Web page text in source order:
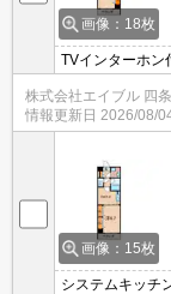
画像：18枚
TVインターホン
機置場。オート
ン。2口ガスコ
株式会社エイブル 四
情報更新日 2026/08/
画像：15枚
システムキッチ